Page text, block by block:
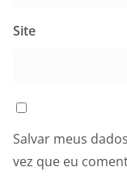
Site
Salvar meus
vez que eu